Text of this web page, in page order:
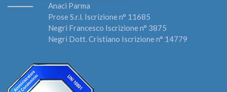
Anaci Parma
Prose S.r.l. Iscrizione n° 11685
Negri Francesco Iscrizione n° 3875
Negri Dott. Cristiano Iscrizione n° 14779